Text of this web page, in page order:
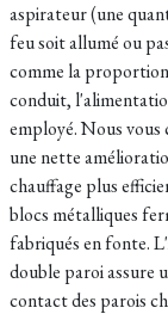
aspirateur (une
feu soit allumé ou
comme la
conduit,
employé. Nous vous
une nette
chauffage plus
blocs métalliques
fabriqués en fonte.
double paroi assure
contact des parois